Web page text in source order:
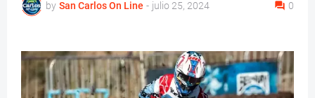
by San Carlos On Line - julio 25, 2024 0